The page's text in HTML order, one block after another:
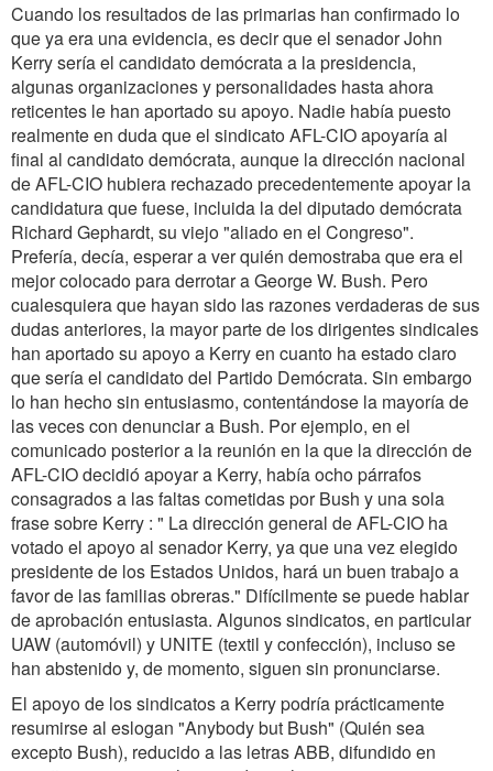
Cuando los resultados de las primarias han confirmado lo
que ya era una evidencia, es decir que el senador John
Kerry sería el candidato demócrata a la presidencia,
algunas organizaciones y personalidades hasta ahora
reticentes le han aportado su apoyo. Nadie había puesto
realmente en duda que el sindicato AFL-CIO apoyaría al
final al candidato demócrata, aunque la dirección nacional
de AFL-CIO hubiera rechazado precedentemente apoyar la
candidatura que fuese, incluida la del diputado demócrata
Richard Gephardt, su viejo "aliado en el Congreso".
Prefería, decía, esperar a ver quién demostraba que era el
mejor colocado para derrotar a George W. Bush. Pero
cualesquiera que hayan sido las razones verdaderas de sus
dudas anteriores, la mayor parte de los dirigentes sindicales
han aportado su apoyo a Kerry en cuanto ha estado claro
que sería el candidato del Partido Demócrata. Sin embargo
lo han hecho sin entusiasmo, contentándose la mayoría de
las veces con denunciar a Bush. Por ejemplo, en el
comunicado posterior a la reunión en la que la dirección de
AFL-CIO decidió apoyar a Kerry, había ocho párrafos
consagrados a las faltas cometidas por Bush y una sola
frase sobre Kerry : " La dirección general de AFL-CIO ha
votado el apoyo al senador Kerry, ya que una vez elegido
presidente de los Estados Unidos, hará un buen trabajo a
favor de las familias obreras." Difícilmente se puede hablar
de aprobación entusiasta. Algunos sindicatos, en particular
UAW (automóvil) y UNITE (textil y confección), incluso se
han abstenido y, de momento, siguen sin pronunciarse.
El apoyo de los sindicatos a Kerry podría prácticamente
resumirse al eslogan "Anybody but Bush" (Quién sea
excepto Bush), reducido a las letras ABB, difundido en